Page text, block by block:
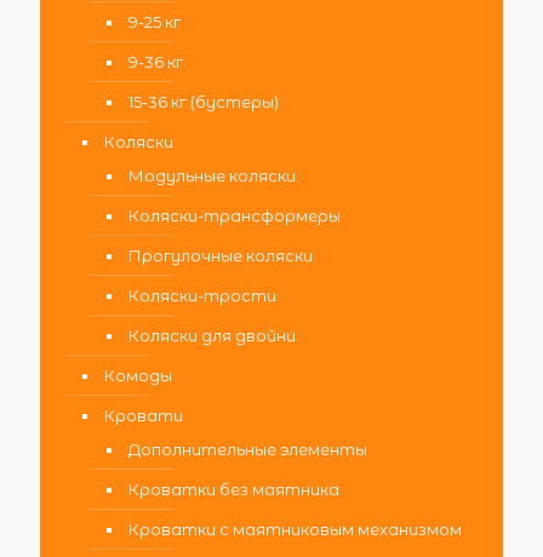
9-25 кг
9-36 кг
15-36 кг (бустеры)
Коляски
Модульные коляски
Коляски-трансформеры
Прогулочные коляски
Коляски-трости
Коляски для двойни
Комоды
Кровати
Дополнительные элементы
Кроватки без маятника
Кроватки с маятниковым механизмом